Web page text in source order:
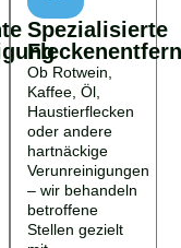
Spezialisierte
Ob Rotwein,
Kaffee, Öl,
Haustierflecken
oder andere
hartnäckige
Verunreinigungen
– wir behandeln
betroffene
Stellen gezielt
mit